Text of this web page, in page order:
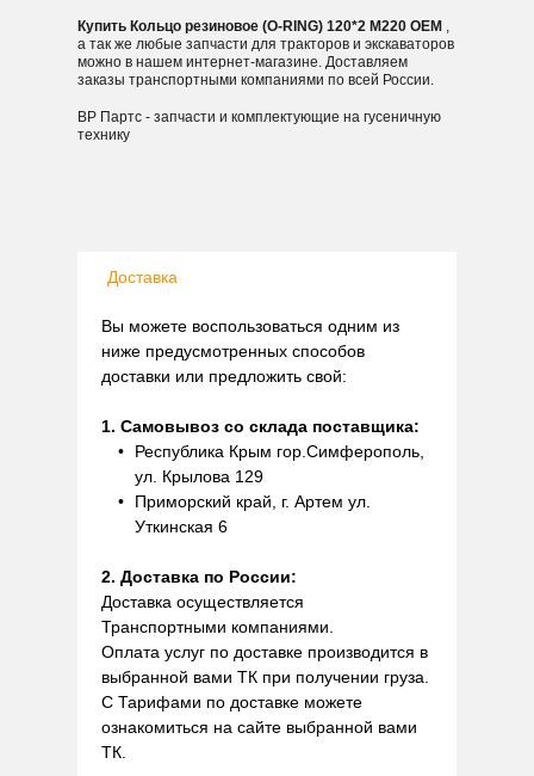
Купить Кольцо резиновое (O-RING) 120*2 M220 OEM ,
а так же любые запчасти для тракторов и экскаваторов
можно в нашем интернет-магазине. Доставляем
заказы транспортными компаниями по всей России.
ВР Партс - запчасти и комплектующие на гусеничную
технику
Доставка
Вы можете воспользоваться одним из
ниже предусмотренных способов
доставки или предложить свой:
1. Самовывоз со склада поставщика:
Республика Крым гор.Симферополь,
ул. Крылова 129
Приморский край, г. Артем ул.
Уткинская 6
2. Доставка по России:
Доставка осуществляется
Транспортными компаниями.
Оплата услуг по доставке производится в
выбранной вами ТК при получении груза.
С Тарифами по доставке можете
ознакомиться на сайте выбранной вами
ТК.